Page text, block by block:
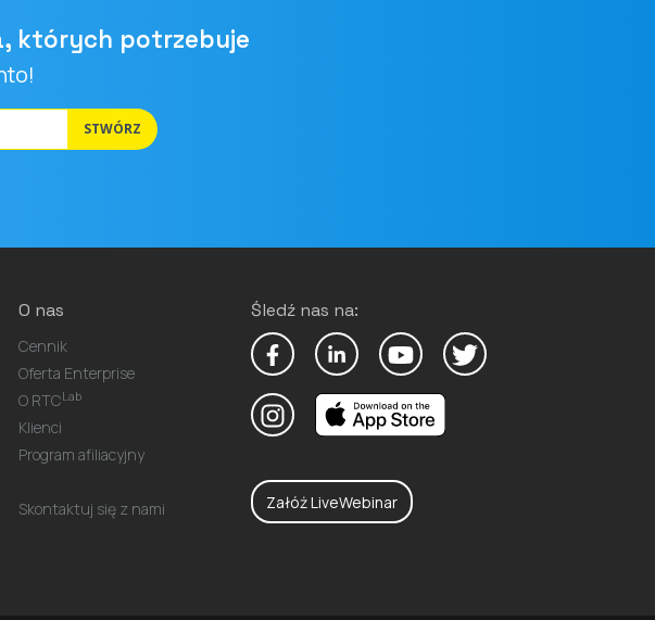
których potrzebuje
STWÓRZ
O nas
Cennik
Oferta Enterprise
O RTCLab
Klienci
Program afiliacyjny
Skontaktuj się z nami
Śledź nas na:
Załóż LiveWebinar